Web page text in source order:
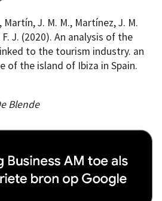
Martín, J. M. M., Martínez, J. M.
J. (2020). An analysis of the
to the tourism industry. an
of the island of Ibiza in Spain.
Blende